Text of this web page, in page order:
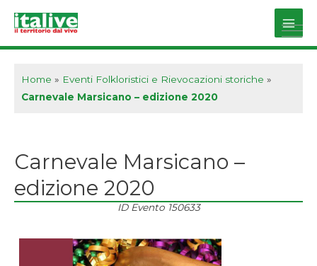
Main
Home » Eventi Folkloristici e Rievocazioni storiche »
Carnevale Marsicano – edizione 2020
Carnevale Marsicano –
edizione 2020
ID Evento 150633